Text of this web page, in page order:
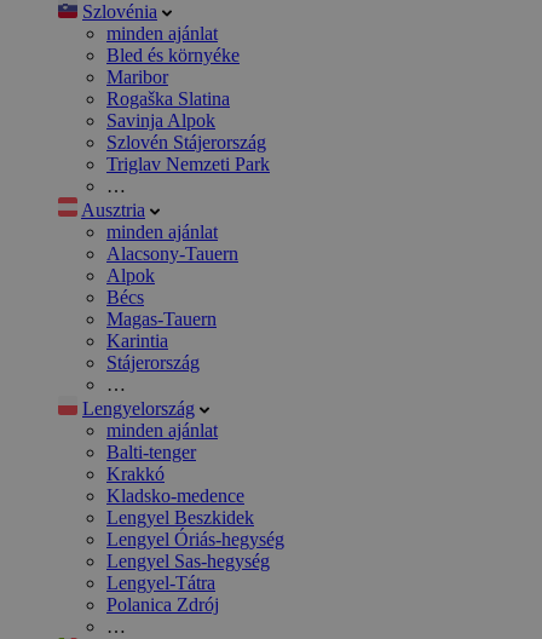
Szlovénia
minden ajánlat
Bled és környéke
Maribor
Rogaška Slatina
Savinja Alpok
Szlovén Stájerország
Triglav Nemzeti Park
…
Ausztria
minden ajánlat
Alacsony-Tauern
Alpok
Bécs
Magas-Tauern
Karintia
Stájerország
…
Lengyelország
minden ajánlat
Balti-tenger
Krakkó
Kladsko-medence
Lengyel Beszkidek
Lengyel Óriás-hegység
Lengyel Sas-hegység
Lengyel-Tátra
Polanica Zdrój
…